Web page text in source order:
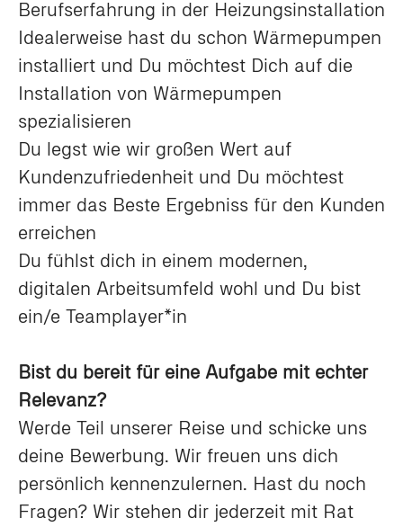
Berufserfahrung in der Heizungsinstallation
Idealerweise hast du schon Wärmepumpen
installiert und Du möchtest Dich auf die
Installation von Wärmepumpen
spezialisieren
Du legst wie wir großen Wert auf
Kundenzufriedenheit und Du möchtest
immer das Beste Ergebniss für den Kunden
erreichen
Du fühlst dich in einem modernen,
digitalen Arbeitsumfeld wohl und Du bist
ein/e Teamplayer*in
Bist du bereit für eine Aufgabe mit echter
Relevanz?
Werde Teil unserer Reise und schicke uns
deine Bewerbung. Wir freuen uns dich
persönlich kennenzulernen. Hast du noch
Fragen? Wir stehen dir jederzeit mit Rat